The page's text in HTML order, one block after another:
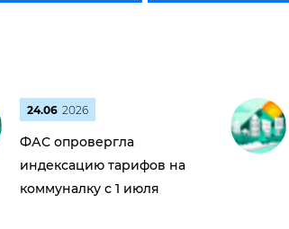
24.06 2026
ФАС опровергла
индексацию тарифов на
коммуналку с 1 июля